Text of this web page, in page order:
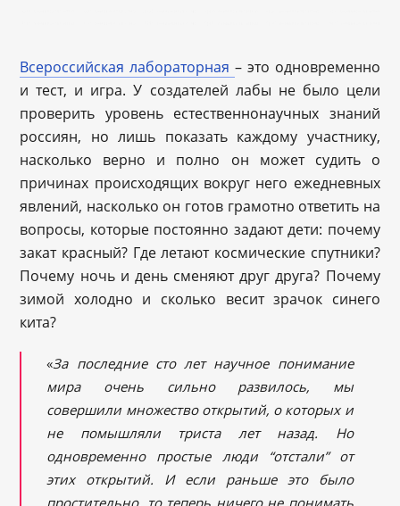
Всероссийская лабораторная – это одновременно
и тест, и игра. У создателей лабы не было цели
проверить уровень естественнонаучных знаний
россиян, но лишь показать каждому участнику,
насколько верно и полно он может судить о
причинах происходящих вокруг него ежедневных
явлений, насколько он готов грамотно ответить на
вопросы, которые постоянно задают дети: почему
закат красный? Где летают космические спутники?
Почему ночь и день сменяют друг друга? Почему
зимой холодно и сколько весит зрачок синего
кита?
«За последние сто лет научное понимание
мира очень сильно развилось, мы
совершили множество открытий, о которых и
не помышляли триста лет назад. Но
одновременно простые люди “отстали” от
этих открытий. И если раньше это было
простительно, то теперь ничего не понимать